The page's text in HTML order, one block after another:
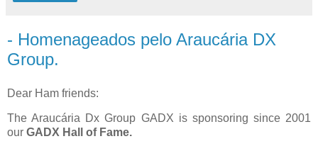
- Homenageados pelo Araucária DX
Group.
Dear Ham friends:
The Araucária Dx Group GADX is sponsoring since 2001
our GADX Hall of Fame.